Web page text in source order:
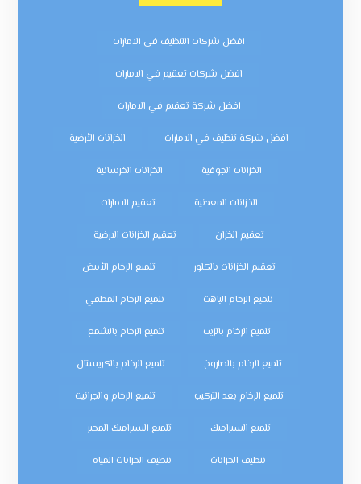
افضل شركات التنظيف في الامارات
افضل شركات تعقيم في الامارات
افضل شركة تعقيم في الامارات
افضل شركة تنظيف في الامارات الخزانات الأرضية
الخزانات الجوفية الخزانات الخرسانية
الخزانات المعدنية تعقيم الامارات
تعقيم الخزان تعقيم الخزانات الارضية
تعقيم الخزانات بالكلور تلميع الرخام الأبيض
تلميع الرخام الباهت تلميع الرخام المطفي
تلميع الرخام بالزيت تلميع الرخام بالشمع
تلميع الرخام بالصاروخ تلميع الرخام بالكريستال
تلميع الرخام بعد التركيب تلميع الرخام والجرانيت
تلميع السيراميك تلميع السيراميك المجير
تنظيف الخزانات تنظيف الخزانات المياه